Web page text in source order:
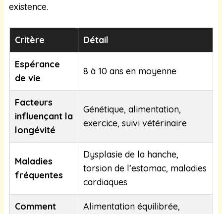
existence.
Critère Détail
Espérance
de vie
8 à 10 ans en moyenne
Facteurs
influençant la
longévité
Génétique, alimentation,
exercice, suivi vétérinaire
Maladies
fréquentes
Dysplasie de la hanche,
torsion de l’estomac, maladies
cardiaques
Comment
Alimentation équilibrée,